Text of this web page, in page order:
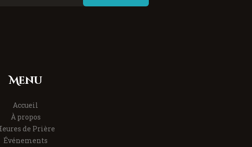
Menu
Accueil
À propos
de Prière
Événements